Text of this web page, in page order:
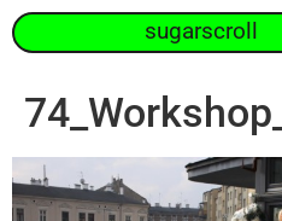
sugarscroll